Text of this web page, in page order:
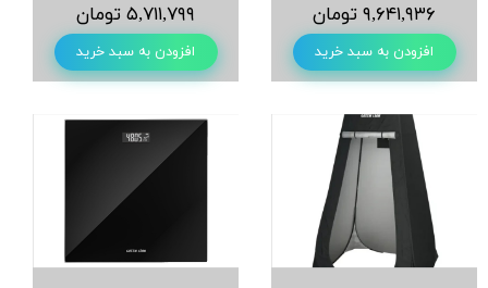
۹,۶۴۱,۹۳۶ تومان
افزودن به سبد خرید
۵,۷۱۱,۷۹۹ تومان
افزودن به سبد خرید